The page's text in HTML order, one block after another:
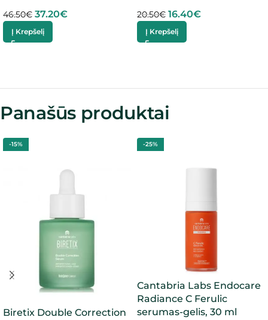
46.50€ 37.20€
Į Krepšelį
20.50€ 16.40€
Į Krepšelį
Panašūs produktai
-15%
Biretix Double Correction
-25%
Cantabria Labs Endocare
Radiance C Ferulic
serumas-gelis, 30 ml